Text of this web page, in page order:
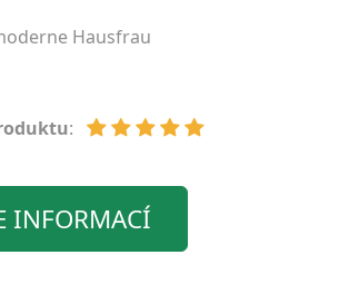
Hausfrau
:
INFORMACÍ